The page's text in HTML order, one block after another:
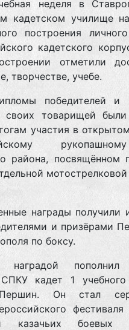
неделя в
кадетском училище
построения
кадетского
отметили
творчестве, учебе.
победителей и
своих товарищей были
участия в
района, посвящённом
мотострелковой
награды получили
и призёрами
по боксу.
пополнил
кадет 1
Он стал
фестиваля
казачьих боевых